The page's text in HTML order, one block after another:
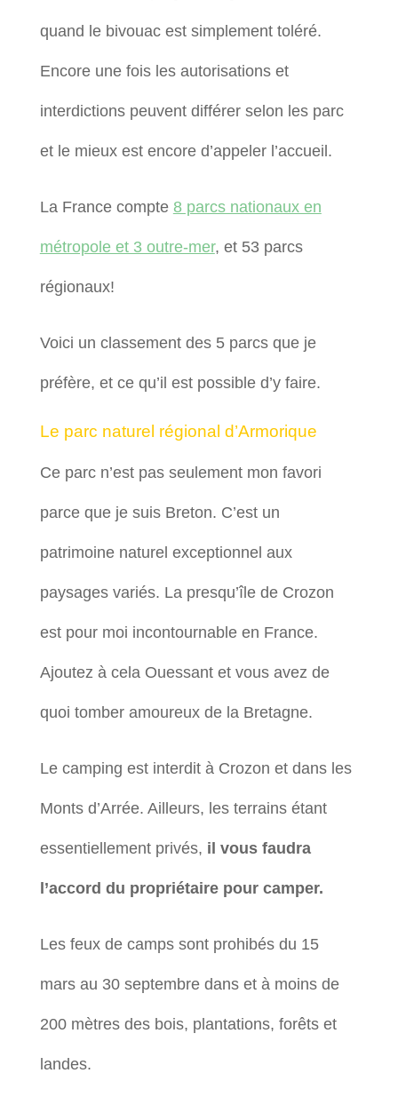
quand le bivouac est simplement toléré.
Encore une fois les autorisations et
interdictions peuvent différer selon les parc
et le mieux est encore d’appeler l’accueil.
La France compte 8 parcs nationaux en
métropole et 3 outre-mer, et 53 parcs
régionaux!
Voici un classement des 5 parcs que je
préfère, et ce qu’il est possible d’y faire.
Le parc naturel régional d’Armorique
Ce parc n’est pas seulement mon favori
parce que je suis Breton. C’est un
patrimoine naturel exceptionnel aux
paysages variés. La presqu’île de Crozon
est pour moi incontournable en France.
Ajoutez à cela Ouessant et vous avez de
quoi tomber amoureux de la Bretagne.
Le camping est interdit à Crozon et dans les
Monts d’Arrée. Ailleurs, les terrains étant
essentiellement privés, il vous faudra
l’accord du propriétaire pour camper.
Les feux de camps sont prohibés du 15
mars au 30 septembre dans et à moins de
200 mètres des bois, plantations, forêts et
landes.